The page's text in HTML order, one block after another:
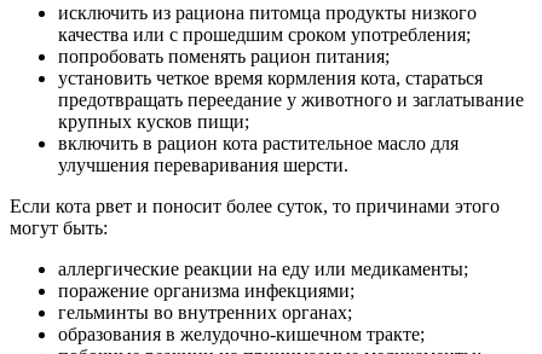
исключить из рациона питомца продукты низкого
качества или с прошедшим сроком употребления;
попробовать поменять рацион питания;
установить четкое время кормления кота, стараться
предотвращать переедание у животного и заглатывание
крупных кусков пищи;
включить в рацион кота растительное масло для
улучшения переваривания шерсти.
Если кота рвет и поносит более суток, то причинами этого
могут быть:
аллергические реакции на еду или медикаменты;
поражение организма инфекциями;
гельминты во внутренних органах;
образования в желудочно-кишечном тракте;